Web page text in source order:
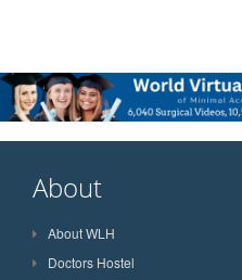
About
About WLH
Doctors Hostel